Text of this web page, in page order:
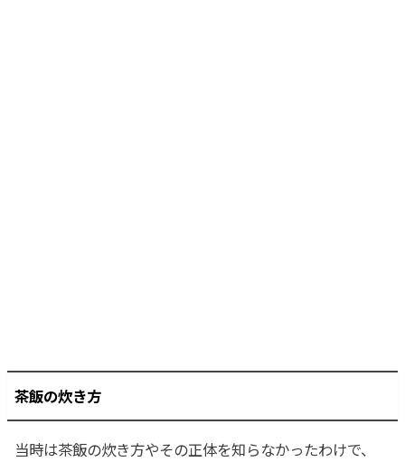
茶飯の炊き方
当時は茶飯の炊き方やその正体を知らなかったわけで、